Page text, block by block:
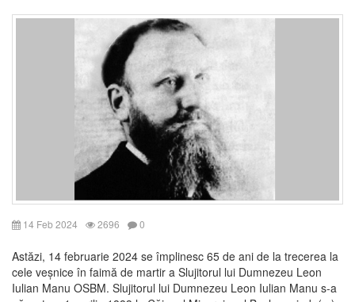
14 Feb 2024 2696 0
Astăzi, 14 februarie 2024 se împlinesc 65 de ani de la trecerea la
cele veșnice în faimă de martir a Slujitorul lui Dumnezeu Leon
Iulian Manu OSBM. Slujitorul lui Dumnezeu Leon Iulian Manu s-a